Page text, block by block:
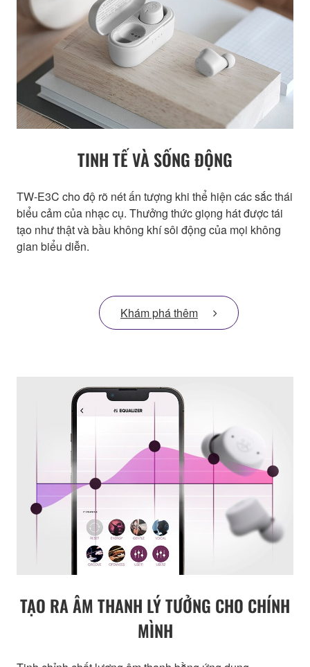
TINH TẾ VÀ SỐNG ĐỘNG
TW-E3C cho độ rõ nét ấn tượng khi thể hiện các sắc thái
biểu cảm của nhạc cụ. Thưởng thức giọng hát được tái
tạo như thật và bầu không khí sôi động của mọi không
gian biểu diễn.
Khám phá thêm
TẠO RA ÂM THANH LÝ TƯỞNG CHO CHÍNH
MÌNH